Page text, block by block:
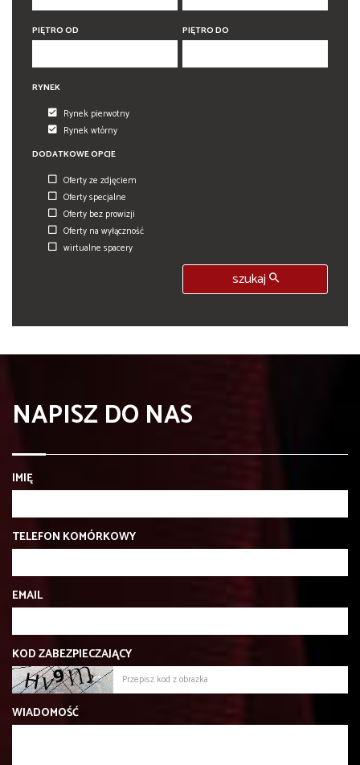
PIĘTRO OD PIĘTRO DO
RYNEK
Rynek pierwotny
Rynek wtórny
DODATKOWE OPCJE
Oferty ze zdjęciem
Oferty specjalne
Oferty bez prowizji
Oferty na wyłączność
wirtualne spacery
szukaj
NAPISZ DO NAS
IMIĘ
TELEFON KOMÓRKOWY
EMAIL
KOD ZABEZPIECZAJĄCY
WIADOMOŚĆ